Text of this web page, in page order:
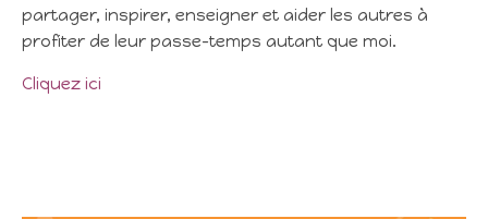
partager, inspirer, enseigner et aider les autres à
profiter de leur passe-temps autant que moi.
Cliquez ici